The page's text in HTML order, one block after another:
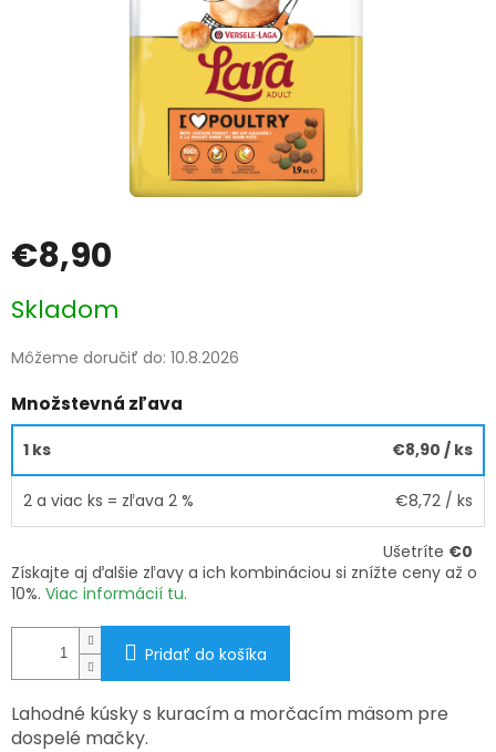
€8,90
cena:
Skladom
Môžeme doručiť do: 10.8.2026
Množstevná zľava
1 ks €8,90 / ks
2 a viac ks = zľava 2 % €8,72 / ks
Ušetríte €0
Získajte aj ďalšie zľavy a ich kombináciou si znížte ceny až o
10%. Viac informácií tu.
Pridať do košíka
Lahodné kúsky s kuracím a morčacím mäsom pre
dospelé mačky.